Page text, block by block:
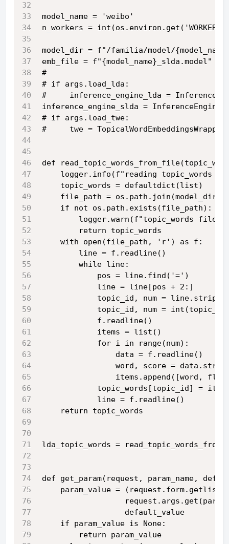
model_name = 'weibo'
n_workers =
model_dir = f"/familia/model/
emb_file = f"{model_name}_slda.model"
#
# if args.load_lda:
#     inference_engine_lda =
inference_engine_slda =
# if args.load_twe:
#     twe =
def
logger.info(f"reading topic_words
    topic_words = defaultdict(list)
file_path = os.path.join(model_dir,
    if not os.path.exists(file_path):
logger.warn(f"topic_words file
        return topic_words
    with open(file_path, 'r') as f:
        line = f.readline()
        while line:
            pos = line.find('=')
            line = line[pos + 2:]
topic_id, num =
topic_id, num =
            f.readline()
            items = list()
            for i in range(num):
                data = f.readline()
word, score =
items.append([word,
topic_words[topic_id] =
            line = f.readline()
    return topic_words
lda_topic_words =
def get_param(request, param_name,
param_value =
                  default_value
    if param_value is None:
        return param_value